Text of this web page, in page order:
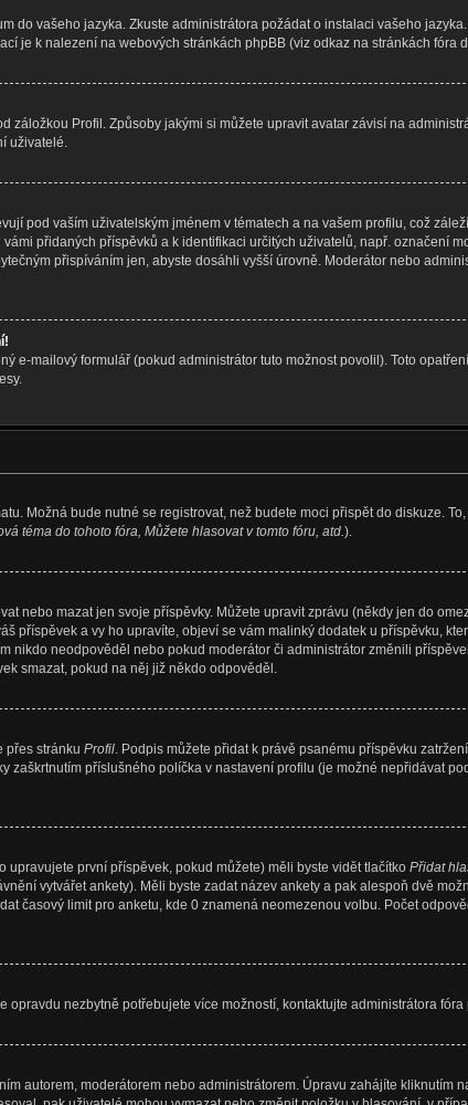
do vašeho jazyka. Zkuste administrátora požádat o instalaci vašeho
je k nalezení na webových stránkách phpBB (viz odkaz na stránkách fóra
záložkou Profil. Způsoby jakými si můžete upravit avatar závisí na
uživatelé.
pod vaším uživatelským jménem v tématech a na vašem profilu, což
přidaných příspěvků a k identifikaci určitých uživatelů, např. označení
přispíváním jen, abyste dosáhli vyšší úrovně. Moderátor nebo
e-mailový formulář (pokud administrátor tuto možnost povolil). Toto
Možná bude nutné se registrovat, než budete moci přispět do diskuze.
téma do tohoto fóra, Můžete hlasovat v tomto fóru, atd.).
nebo mazat jen svoje příspěvky. Můžete upravit zprávu (někdy jen do
příspěvek a vy ho upravíte, objeví se vám malinký dodatek u příspěvku,
nikdo neodpověděl nebo pokud moderátor či administrátor změnili
smazat, pokud na něj již někdo odpověděl.
přes stránku Profil. Podpis můžete přidat k právě psanému příspěvku
zaškrtnutím příslušného políčka v nastavení profilu (je možné nepřidávat
první příspěvek, pokud můžete) měli byste vidět tlačítko Přidat
vytvářet ankety). Měli byste zadat název ankety a pak alespoň dvě
časový limit pro anketu, kde 0 znamená neomezenou volbu. Počet
opravdu nezbytně potřebujete více možností, kontaktujte administrátora
autorem, moderátorem nebo administrátorem. Úpravu zahájíte kliknutím